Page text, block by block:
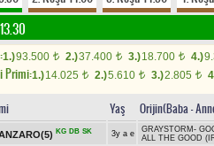
1.)93.500 t 2.)37.400 t 3.)18.700 t 4.)
Primi:1.)14.025 t 2.)5.610 t 3.)2.805 t
Yaş Orijin(Baba -
KG DB SK 3y a e GRAYSTORM -
ALL THE GOOD